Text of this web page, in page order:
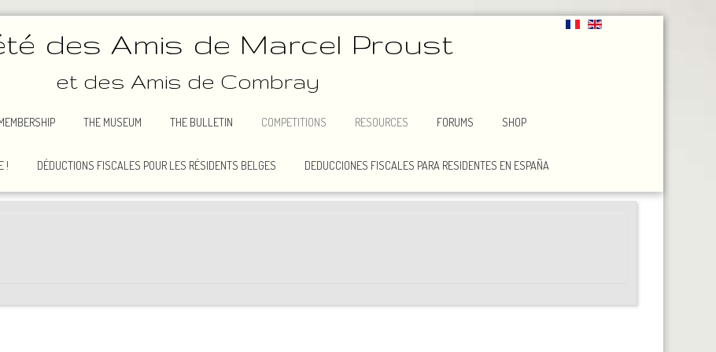
des Amis de Marcel Proust
et des Amis de Combray
THE MUSEUM THE BULLETIN COMPETITIONS RESOURCES FORUMS SHOP
! DÉDUCTIONS FISCALES POUR LES RÉSIDENTS BELGES DEDUCCIONES FISCALES PARA RESIDENTES EN ESPAÑA